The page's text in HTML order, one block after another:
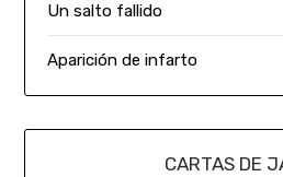
Un salto fallido
Aparición de infarto
CARTAS DE